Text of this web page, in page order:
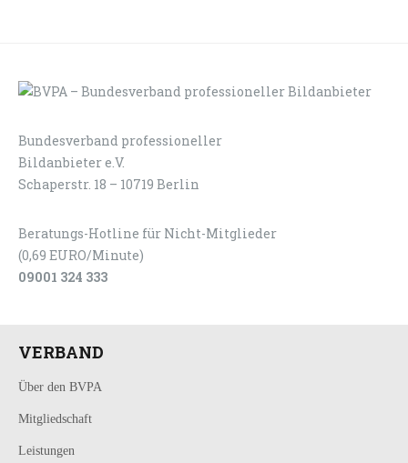
Bundesverband professioneller
Bildanbieter e.V.
Schaperstr. 18 – 10719 Berlin
Beratungs-Hotline für Nicht-Mitglieder
(0,69 EURO/Minute)
09001 324 333
VERBAND
Über den BVPA
Mitgliedschaft
Leistungen